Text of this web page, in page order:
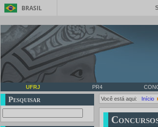
BRASIL
UFRJ PR4
Pesquisar Você está aqui: Início